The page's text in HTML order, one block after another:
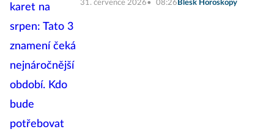
31. července 2026 08:26 Blesk Horoskopy